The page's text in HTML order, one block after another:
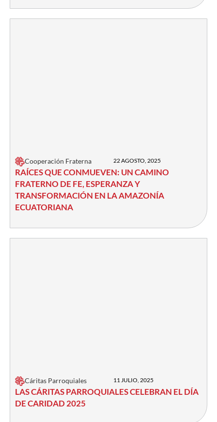
Cooperación Fraterna 22 AGOSTO, 2025
RAÍCES QUE CONMUEVEN: UN CAMINO
FRATERNO DE FE, ESPERANZA Y
TRANSFORMACIÓN EN LA AMAZONÍA
ECUATORIANA
Cáritas Parroquiales 11 JULIO, 2025
LAS CÁRITAS PARROQUIALES CELEBRAN EL DÍA
DE CARIDAD 2025